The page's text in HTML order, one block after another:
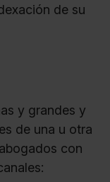
de su
y grandes y
de una u otra
con